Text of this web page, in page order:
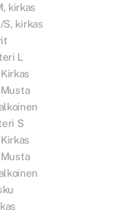
kirkas
S, kirkas
L
Kirkas
Musta
S
Kirkas
Musta